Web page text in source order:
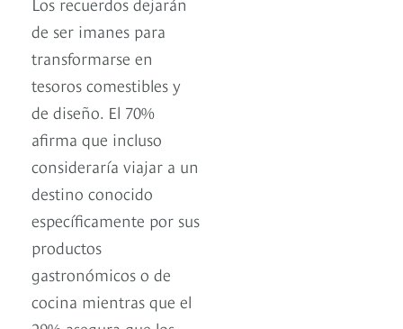
de ser imanes para
transformarse en
tesoros comestibles y
de diseño. El 70%
afirma que incluso
consideraría viajar a un
destino conocido
específicamente por sus
productos
gastronómicos o de
cocina mientras que el